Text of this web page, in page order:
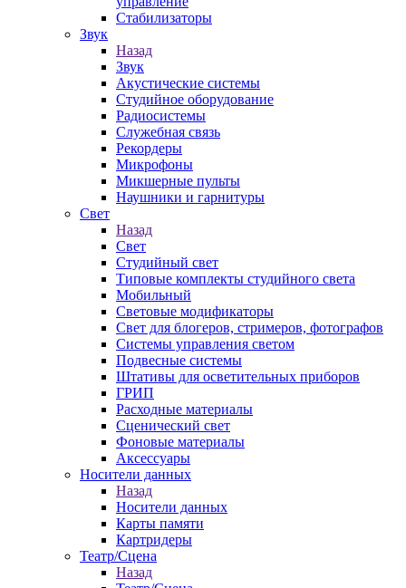
Стабилизаторы
Звук
Назад
Звук
Акустические системы
Студийное оборудование
Радиосистемы
Служебная связь
Рекордеры
Микрофоны
Микшерные пульты
Наушники и гарнитуры
Свет
Назад
Свет
Студийный свет
Типовые комплекты студийного света
Мобильный
Световые модификаторы
Свет для блогеров, стримеров, фотографов
Системы управления светом
Подвесные системы
Штативы для осветительных приборов
ГРИП
Расходные материалы
Сценический свет
Фоновые материалы
Аксессуары
Носители данных
Назад
Носители данных
Карты памяти
Картридеры
Театр/Сцена
Назад